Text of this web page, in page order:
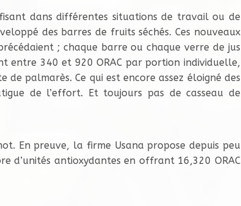
dans différentes situations de travail ou de
des barres de fruits séchés. Ces nouveaux
; chaque barre ou chaque verre de jus
entre 340 et 920 ORAC par portion individuelle,
palmarès. Ce qui est encore assez éloigné des
de l’effort. Et toujours pas de casseau de
En preuve, la firme Usana propose depuis peu
d’unités antioxydantes en offrant 16,320 ORAC